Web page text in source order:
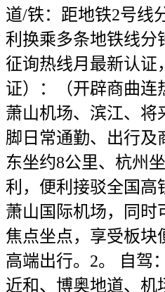
道/铁：距地铁2号线
利换乘多条地铁线分
征询热线月最新认证
证）：（开辟商曲连
萧山机场、滨江、将
脚日常通勤、出行及
东坐约8公里、杭州
利，便利接驳全国高
萧山国际机场，同时
焦点坐点，享受板块
高端出行。2。 自驾
近和、博奥地道、机